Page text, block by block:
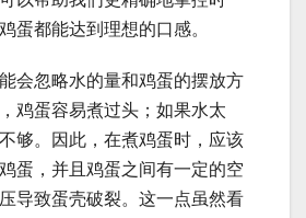
蛋都能达到理想的口感。
会忽略水的量和鸡蛋的摆放方
鸡蛋容易煮过头；如果水太
够。因此，在煮鸡蛋时，应该
蛋，并且鸡蛋之间有一定的空
导致蛋壳破裂。这一点虽然看